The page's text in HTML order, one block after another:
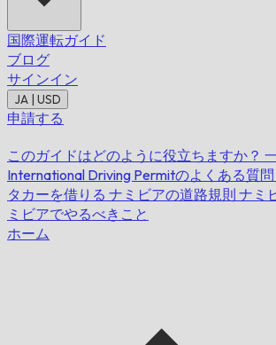
国際運転ガイド
ブログ
サインイン
JA | USD
申請する
このガイドはどのように役立ちますか？
International Driving Permitのよくある質問
タカーを借りる ナミビアの道路規則 ナミ
ミビアでやるべきこと
ホーム